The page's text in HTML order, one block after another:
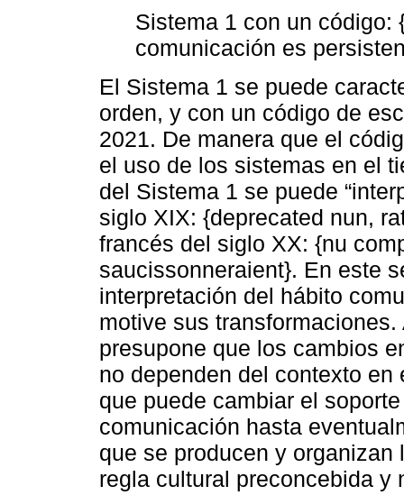
Sistema 1 con un código:
comunicación es
El Sistema 1 se puede
orden, y con un código de
2021. De manera que el
el uso de los sistemas en el
del Sistema 1 se puede
siglo XIX: {deprecated nun,
francés del siglo XX: {nu
saucissonneraient}. En este
interpretación del hábito
motive sus
presupone que los cambios
no dependen del contexto
que puede cambiar el
comunicación hasta
que se producen y
regla cultural preconcebida y